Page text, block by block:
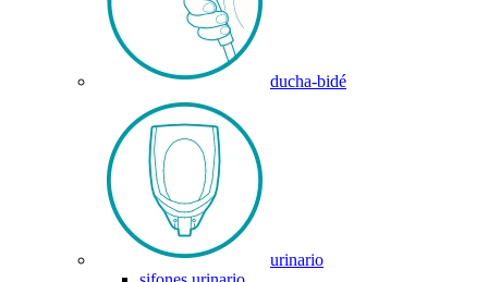
ducha-bidé
urinario